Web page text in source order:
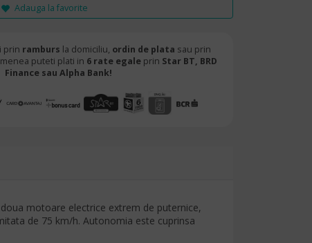
Adauga la favorite
prin ramburs la domiciliu, ordin de plata sau prin
puteti plati in 6 rate egaleprin Star BT, BRD
Finance sau Alpha Bank!
motoare electrice extrem de puternice,
de 75 km/h. Autonomia este cuprinsa